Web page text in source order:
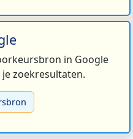
in Google
zoekresultaten.